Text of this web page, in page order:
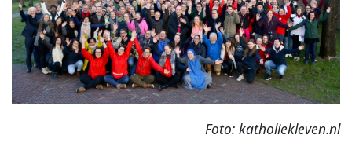
Foto: katholiekleven.nl